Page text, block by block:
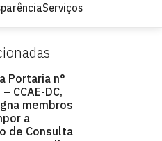
Serviços
Portaria n°
CCAE-DC,
membros
a
de Consulta